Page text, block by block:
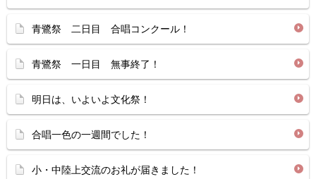
青鷺祭 二日目 合唱コンクール！
青鷺祭 一日目 無事終了！
明日は、いよいよ文化祭！
合唱一色の一週間でした！
小・中陸上交流のお礼が届きました！